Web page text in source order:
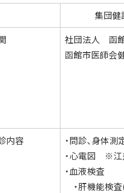
集団健
社団法人 函
函館市医師会
内容
・問診、身体
・心電図 ※江
・血液検査
・肝機能検査